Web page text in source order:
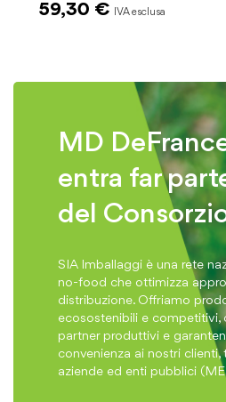
59,30 €
MD
entra far
del
SIA Imballaggi è una rete
no-food che ottimizza
distribuzione. Offriamo
ecosostenibili e competitivi,
partner produttivi e
convenienza ai nostri clienti,
aziende ed enti pubblici